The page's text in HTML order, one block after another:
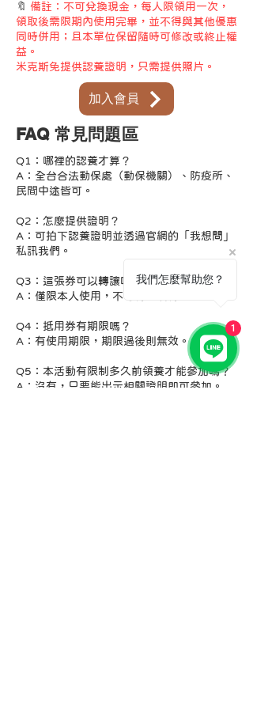
🔖 備註：不可兌換現金，每人限領用一次，
領取後需限期內使用完畢，並不得與其他優惠
同時併用；且本單位保留隨時可修改或終止權
益。
​米克斯免提供認養證明，只需提供照片。
加入會員
FAQ 常見問題區
Q1：哪裡的認養才算？
A：全台合法動保處（動保機關）、防疫所、
民間中途皆可。
Q2：怎麼提供證明？
A：可拍下認養證明並透過官網的「我想問」
私訊我們。
Q3：這張券可以轉讓嗎？
A：僅限本人使用，不可轉售或轉贈。
Q4：抵用券有期限嗎？
A：有使用期限，期限過後則無效。
Q5：本活動有限制多久前領養才能參加嗎？
A：沒有，只要能出示相關證明即可參加。
我們怎麼幫助您？
1